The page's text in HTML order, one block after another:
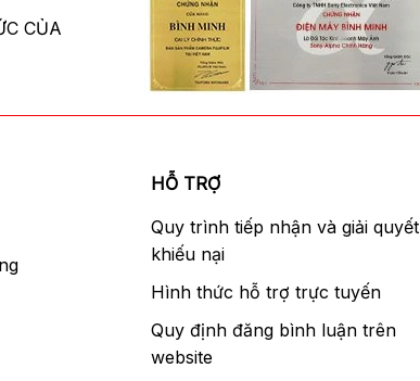
CỦA
HỖ TRỢ
Quy trình tiếp nhận và giải quyết
khiếu nại
Hình thức hỗ trợ trực tuyến
Quy định đăng bình luận trên
website